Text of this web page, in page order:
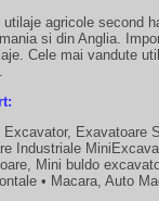
agricole second
si din Anglia.
Cele mai vandute
Excavator, Exavatoare
Industriale
Mini buldo
• Macara, Auto